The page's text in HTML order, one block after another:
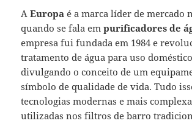
AEuropa é a marca líder de mercado
quando se fala empurificadores de
empresa fui fundada em 1984 e
tratamento de água para uso
divulgando o conceito de um
símbolo de qualidade de vida. Tudo
tecnologias modernas e mais
utilizadas nos filtros de barro